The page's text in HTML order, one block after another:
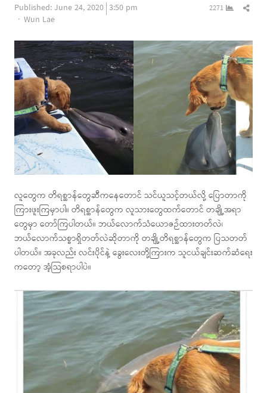
Published:June 24, 2020 3:50 pm
Author
Wun Lae
2271
လူတွေက တိရစ္ဆာန်တွေဆီကနေတောင် သင်ယူသင့်တယ်လို့ ပြောတာကို
ကြားဖူးကြမှာပါ။ တိရစ္ဆာန်တွေက လူသားတွေထက်တောင် တချို့အရာ
တွေမှာ တော်ကြပါတယ်။ ဘယ်လောက်သံယောဇဉ်ထားတတ်လဲ၊
ဘယ်လောက်သစ္စာရှိတတ်လဲဆိုတာကို တချို့တိရစ္ဆာန်တွေက ပြသတတ်
ပါတယ်။ အခုလည်း လင်းပိုင်နဲ့ ခွေးလေးတို့ကြားက သူငယ်ချင်းဆက်ဆံရေး
ကတော့ အံ့သြစရာပါပဲ။